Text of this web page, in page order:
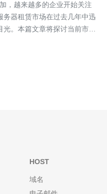
务器租赁市场在过去几年中迅
。本篇文章将探讨当前市场
求也在不断提升。据统计，
HOST
域名